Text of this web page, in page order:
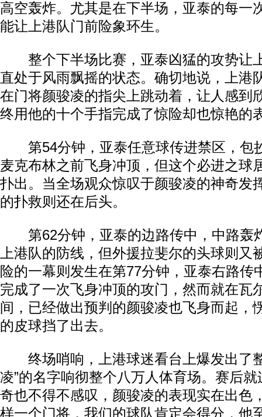
高空轰炸。尤其是在下半场，亚泰的每一
能让上港队门前险象环生。
整个下半场比赛，亚泰凶猛的攻势让
直处于风雨飘摇的状态。确切地说，上港
在门将颜骏凌的指尖上跳动着，让人感到
终用他的十个手指完成了惊险却也惊艳的
第54分钟，亚泰任意球传进禁区，包
麦克布林之前飞身冲顶，但这个必进之球
扑出。当全场观众惊叹于颜骏凌的神奇发
的扑救则还在后头。
第62分钟，亚泰的边路传中，中路轰
上港队的防线，但外援拉斐尔的头球则又
险的一幕则发生在第77分钟，亚泰右路传
完成了一次飞身冲顶的攻门，然而就在瓦
间，已经做出预判的颜骏凌也飞身而起，
的皮球挡了出去。
终场哨响，上港球迷看台上爆发出了
凌”的名字响彻整个八万人体育场。赛后
奇也不得不感叹，颜骏凌的表现实在出色
样一个门将，我们的球队肯定会得分，他